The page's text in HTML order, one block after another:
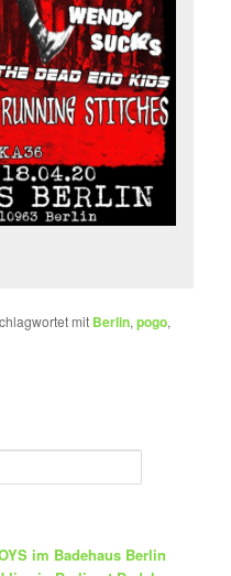
mit Berlin,pogo,
im Badehaus Berlin